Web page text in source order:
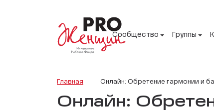
Сообщество Группы
Главная Онлайн: Обретение гармонии и
Онлайн: